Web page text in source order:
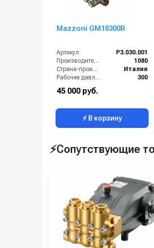
Mazzoni GM18300R
Артикул:
P3.030.001
Производительность (л/ч):
1080
Страна-производитель:
Италия
Рабочее давление (бар):
300
Мощность (кВт):
Масса (кг):
45 000 руб.
⚡ В корзину
⚡Сопутствующие